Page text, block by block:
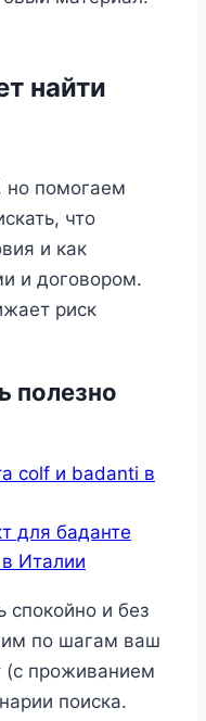
найти
но помогаем
что
и как
и договором.
риск
полезно
colf и badanti в
для баданте
Италии
спокойно и без
по шагам ваш
(с проживанием
поиска.